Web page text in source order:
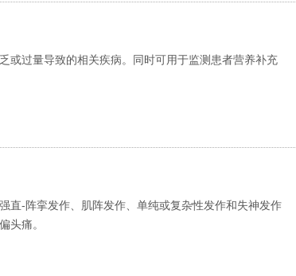
或过量导致的相关疾病。同时可用于监测患者营养补充
直-阵挛发作、肌阵发作、单纯或复杂性发作和失神发作
头痛。